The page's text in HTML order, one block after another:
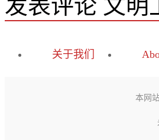
发表评论 文明
关于我们
本网